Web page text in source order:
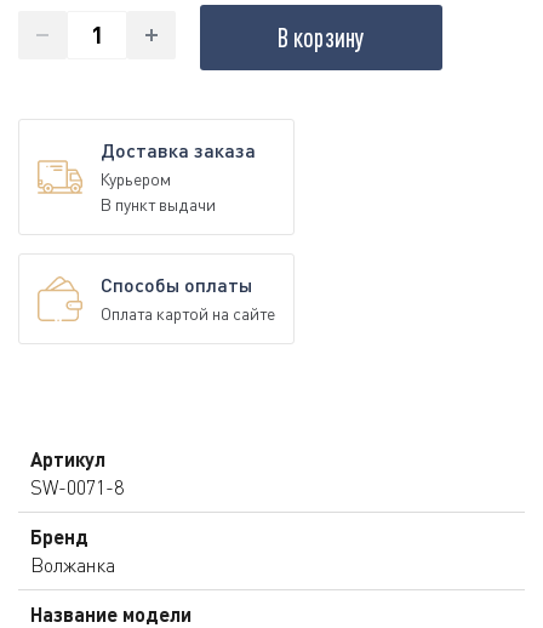
В корзину
Доставка заказа
Курьером
В пункт выдачи
Способы оплаты
Оплата картой на сайте
Артикул
SW-0071-8
Бренд
Волжанка
Название модели